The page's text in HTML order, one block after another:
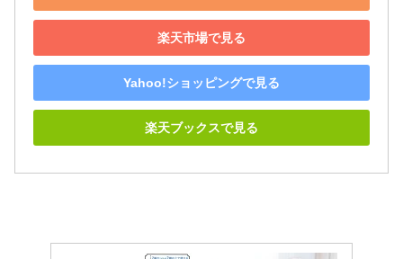
楽天市場で見る
Yahoo!ショッピングで見る
楽天ブックスで見る